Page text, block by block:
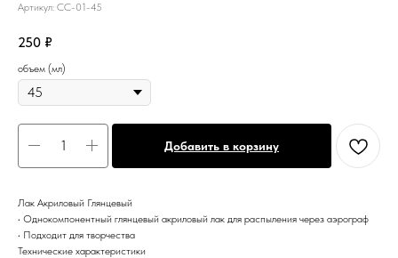
Артикул: CC-01-45
250 ₽
объем (мл)
Добавить в корзину
Лак Акриловый Глянцевый
• Однокомпонентный глянцевый акриловый лак для распыления через аэрограф
• Подходит для творчества
Технические характеристики